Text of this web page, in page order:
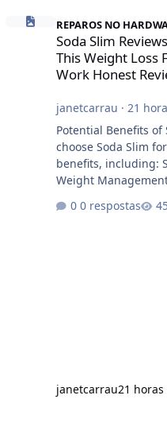
Soda Slim Reviews 2026: Does
REPAROS NO
Soda Slim
This Weight Loss
Work Honest
janetcarrau · 21
Potential Benefits of
choose Soda Slim
benefits, including:
Weight
eating and regular
0 respostas
janetcarrau21 horas